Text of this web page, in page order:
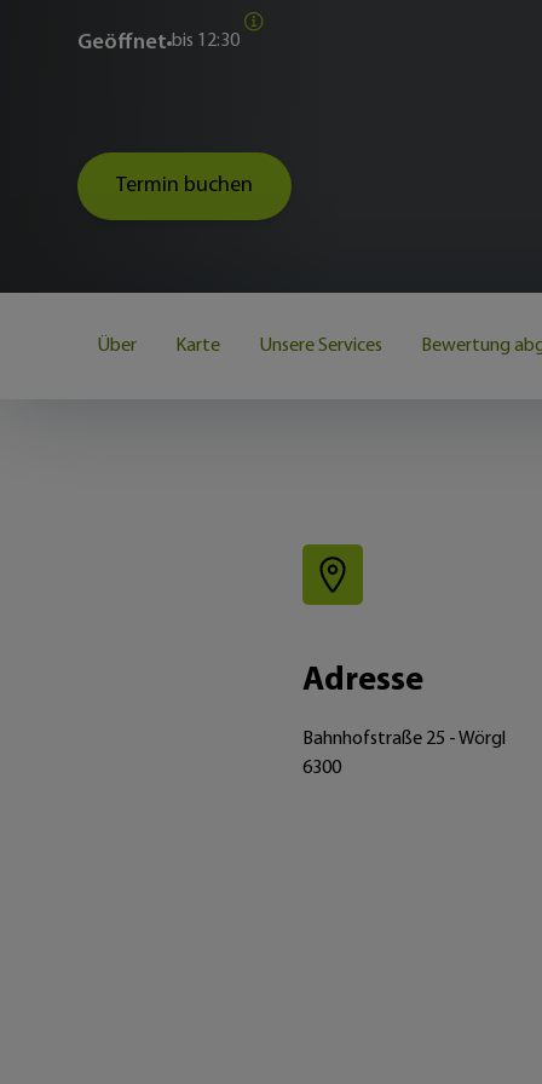
Geöffnet bis 12:30
Termin buchen
Über Karte Unsere Services Bewertung
Adresse
Bahnhofstraße 25 - Wörgl
6300